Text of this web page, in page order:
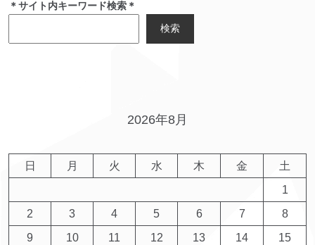
＊サイト内キーワード検索＊
検索
2026年8月
日 月 火 水 木 金
土
1
2
3 4 5 6 7
8
9
10 11 12 13 14 15